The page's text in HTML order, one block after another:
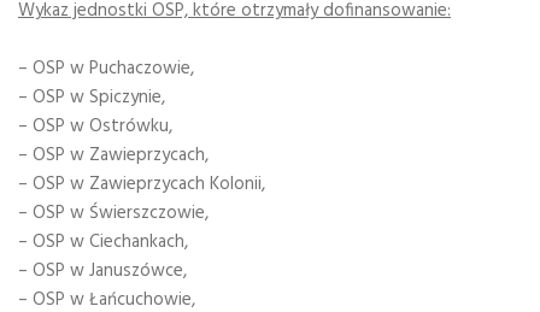
Wykaz jednostki OSP, które otrzymały dofinansowanie:
– OSP w Puchaczowie,
– OSP w Spiczynie,
– OSP w Ostrówku,
– OSP w Zawieprzycach,
– OSP w Zawieprzycach Kolonii,
– OSP w Świerszczowie,
– OSP w Ciechankach,
– OSP w Januszówce,
– OSP w Łańcuchowie,